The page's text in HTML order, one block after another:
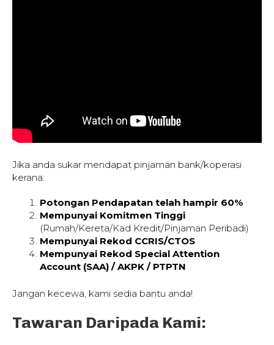
Jika anda sukar mendapat pinjaman bank/koperasi
kerana:
Potongan Pendapatan telah hampir 60%
Mempunyai Komitmen Tinggi
(Rumah/Kereta/Kad Kredit/Pinjaman Peribadi)
Mempunyai Rekod CCRIS/CTOS
Mempunyai Rekod Special Attention
Account (SAA) / AKPK / PTPTN
Jangan kecewa, kami sedia bantu anda!
Tawaran Daripada Kami: